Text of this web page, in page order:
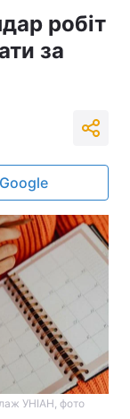
робіт
за
УНІАН, фото